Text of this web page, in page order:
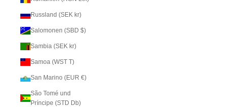
Russland (SEK kr)
Salomonen (SBD $)
Sambia (SEK kr)
Samoa (WST T)
San Marino (EUR €)
São Tomé und
Príncipe (STD Db)